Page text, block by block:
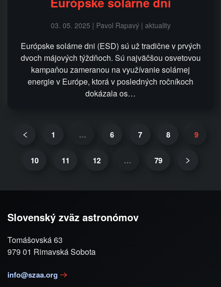
03. 05. 2025 | Pavol Rapavý | aktuality
Európske solárne dni (ESD) sú už tradične v prvých
dvoch májových týždňoch. Sú najväčšou osvetovou
kampaňou zameranou na využívanie solárnej
energie v Európe, ktorá v posledných ročníkoch
dokázala os…
1 … 6 7 8 9
10 11 12 … 79
Slovenský zväz astronómov
Tomášovská 63
979 01 Rimavská Sobota
info@szaa.org